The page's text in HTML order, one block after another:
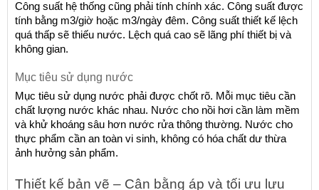
Công suất hệ thống cũng phải tính chính xác. Công suất được
tính bằng m3/giờ hoặc m3/ngày đêm. Công suất thiết kế lệch
quá thấp sẽ thiếu nước. Lệch quá cao sẽ lãng phí thiết bị và
không gian.
Mục tiêu sử dụng nước
Mục tiêu sử dụng nước phải được chốt rõ. Mỗi mục tiêu cần
chất lượng nước khác nhau. Nước cho nồi hơi cần làm mềm
và khử khoáng sâu hơn nước rửa thông thường. Nước cho
thực phẩm cần an toàn vi sinh, không có hóa chất dư thừa
ảnh hưởng sản phẩm.
Thiết kế bản vẽ – Cân bằng áp và tối ưu lưu